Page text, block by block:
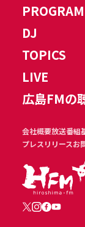
PROGRAM
DJ
TOPICS
LIVE
広島FMの
会社概要放送番組
プレスリリースお